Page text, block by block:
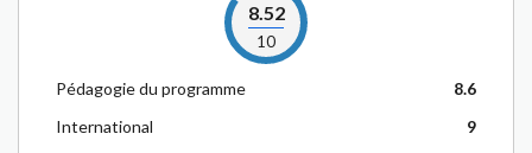
8.52
10
Pédagogie du programme
8.6
International
9